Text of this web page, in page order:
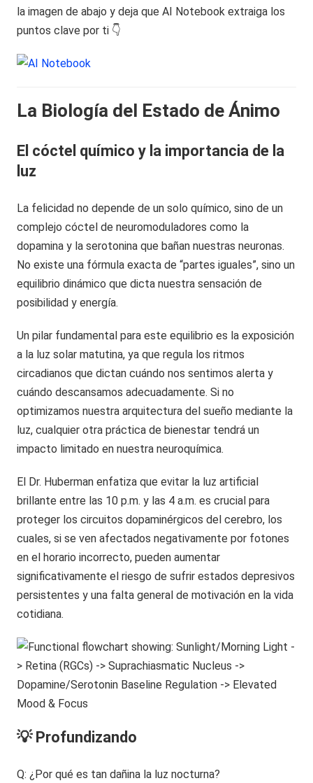
la imagen de abajo y deja que AI Notebook extraiga los
puntos clave por ti 👇
La Biología del Estado de Ánimo
El cóctel químico y la importancia de la
luz
La felicidad no depende de un solo químico, sino de un
complejo cóctel de neuromoduladores como la
dopamina y la serotonina que bañan nuestras neuronas.
No existe una fórmula exacta de “partes iguales”, sino un
equilibrio dinámico que dicta nuestra sensación de
posibilidad y energía.
Un pilar fundamental para este equilibrio es la exposición
a la luz solar matutina, ya que regula los ritmos
circadianos que dictan cuándo nos sentimos alerta y
cuándo descansamos adecuadamente. Si no
optimizamos nuestra arquitectura del sueño mediante la
luz, cualquier otra práctica de bienestar tendrá un
impacto limitado en nuestra neuroquímica.
El Dr. Huberman enfatiza que evitar la luz artificial
brillante entre las 10 p.m. y las 4 a.m. es crucial para
proteger los circuitos dopaminérgicos del cerebro, los
cuales, si se ven afectados negativamente por fotones
en el horario incorrecto, pueden aumentar
significativamente el riesgo de sufrir estados depresivos
persistentes y una falta general de motivación en la vida
cotidiana.
💡 Profundizando
Q: ¿Por qué es tan dañina la luz nocturna?